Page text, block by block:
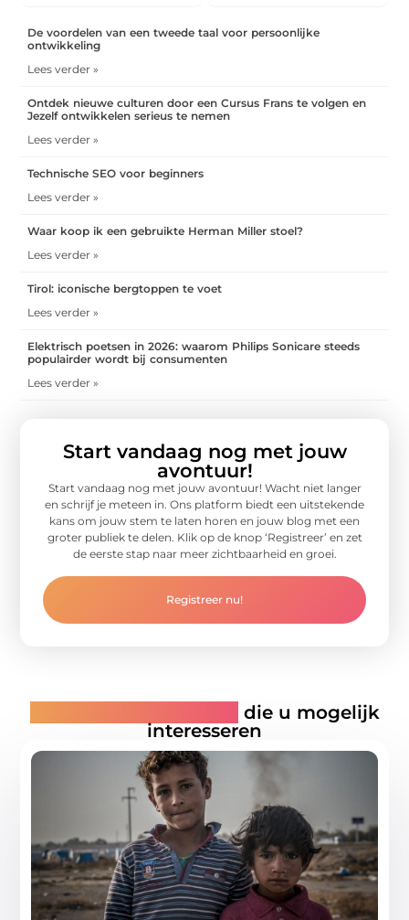
De voordelen van een tweede taal voor persoonlijke
ontwikkeling
Lees verder »
Ontdek nieuwe culturen door een Cursus Frans te volgen en
Jezelf ontwikkelen serieus te nemen
Lees verder »
Technische SEO voor beginners
Lees verder »
Waar koop ik een gebruikte Herman Miller stoel?
Lees verder »
Tirol: iconische bergtoppen te voet
Lees verder »
Elektrisch poetsen in 2026: waarom Philips Sonicare steeds
populairder wordt bij consumenten
Lees verder »
Start vandaag nog met jouw
avontuur!
Start vandaag nog met jouw avontuur! Wacht niet langer
en schrijf je meteen in. Ons platform biedt een uitstekende
kans om jouw stem te laten horen en jouw blog met een
groter publiek te delen. Klik op de knop ‘Registreer’ en zet
de eerste stap naar meer zichtbaarheid en groei.
Registreer nu!
die u mogelijk
interesseren